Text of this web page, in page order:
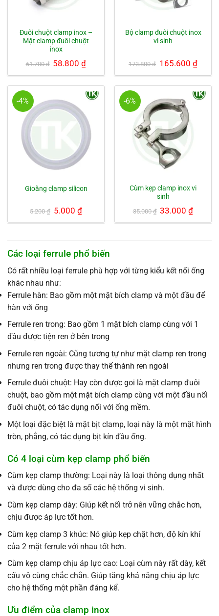
Đuôi chuột clamp inox –
Mặt clamp đuôi chuột
inox
61.700₫ Giá
gốc
là:
58.800₫Giá
tại
58.800 ₫.
Bộ clamp đuôi chuột inox
vi sinh
173.800₫ Giá
gốc
là:
165.600 ₫Giá
hiện
tại
-4%
Gioăng clamp silicon
5.200₫ Giá
gốc
là:
5.000 ₫Giá
hiện
tại
-6%
Cùm kẹp clamp inox vi
sinh
35.000₫ Giá
gốc
là:
33.000₫Giá
tại
Các loại ferrule phổ biến
Có rất nhiều loại ferrule phù hợp với từng kiểu kết nối ống
khác nhau như:
Ferrule hàn: Bao gồm một mặt bích clamp và một đầu để
hàn với ống
Ferrule ren trong: Bao gồm 1 mặt bích clamp cùng với 1
đầu được tiện ren ở bên trong
Ferrule ren ngoài: Cũng tương tự như mặt clamp ren trong
nhưng ren trong được thay thế thành ren ngoài
Ferrule đuôi chuột: Hay còn được goi là mặt clamp đuôi
chuột, bao gồm một mặt bích clamp cùng với một đầu nối
đuôi chuột, có tác dụng nối với ống mềm.
Một loại đặc biệt là mặt bịt clamp, loại này là một mặt hình
tròn, phẳng, có tác dụng bịt kín đầu ống.
Có 4 loại cùm kẹp clamp phổ biến
Cùm kẹp clamp thường: Loại này là loại thông dụng nhất
và được dùng cho đa số các hệ thống vi sinh.
Cùm kẹp clamp dày: Giúp kết nối trở nên vững chắc hơn,
chịu được áp lực tốt hơn.
Cùm kẹp clamp 3 khúc: Nó giúp kẹp chặt hơn, độ kín khí
của 2 mặt ferrule với nhau tốt hơn.
Cùm kẹp clamp chịu áp lực cao: Loại cùm này rất dày, kết
cấu vô cùng chắc chắn. Giúp tăng khả năng chịu áp lực
cho hệ thống một phần đáng kể.
Ưu điểm của clamp inox